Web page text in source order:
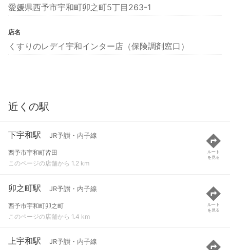
愛媛県西予市宇和町卯之町5丁目263-1
店名
くすりのレデイ宇和インター店（保険調剤窓口）
近くの駅
下宇和駅 JR予讃・内子線
西予市宇和町皆田
このページの店舗から 1.2 km
ルート
を見る
卯之町駅 JR予讃・内子線
西予市宇和町卯之町
このページの店舗から 1.4 km
ルート
を見る
上宇和駅 JR予讃・内子線